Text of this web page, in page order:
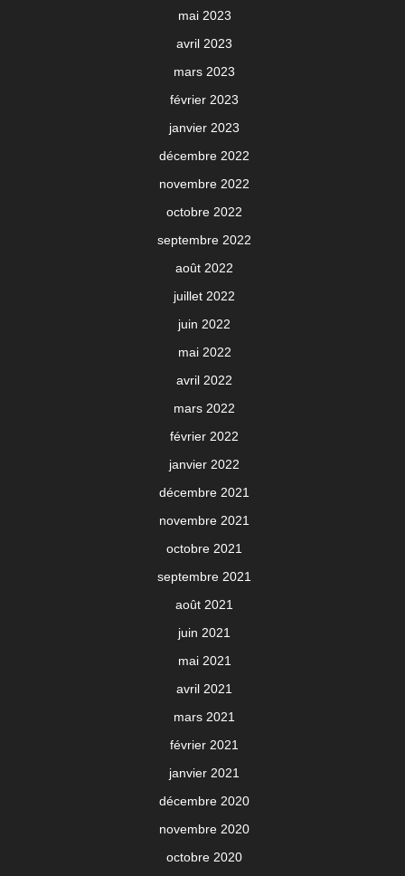
mai 2023
avril 2023
mars 2023
février 2023
janvier 2023
décembre 2022
novembre 2022
octobre 2022
septembre 2022
août 2022
juillet 2022
juin 2022
mai 2022
avril 2022
mars 2022
février 2022
janvier 2022
décembre 2021
novembre 2021
octobre 2021
septembre 2021
août 2021
juin 2021
mai 2021
avril 2021
mars 2021
février 2021
janvier 2021
décembre 2020
novembre 2020
octobre 2020